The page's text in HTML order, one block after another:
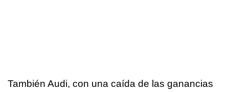
También Audi, con una caída de las ganancias